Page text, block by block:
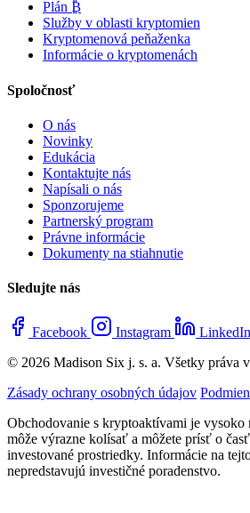
Plán ₿
Služby v oblasti kryptomien
Kryptomenová peňaženka
Informácie o kryptomenách
Spoločnosť
O nás
Novinky
Edukácia
Kontaktujte nás
Napísali o nás
Sponzorujeme
Partnerský program
Právne informácie
Dokumenty na stiahnutie
Sledujte nás
Facebook Instagram LinkedIn
© 2026 Madison Six j. s. a. Všetky práva
Zásady ochrany osobných údajov
Obchodovanie s kryptoaktívami je vysoko
môže výrazne kolísať a môžete prísť o
investované prostriedky. Informácie na
nepredstavujú investičné poradenstvo.